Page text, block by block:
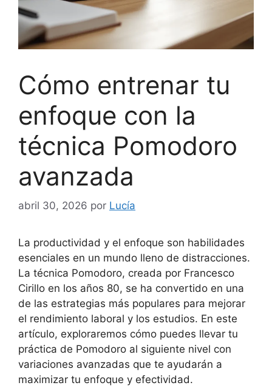
Cómo entrenar tu
enfoque con la
técnica Pomodoro
avanzada
abril 30, 2026 por Lucía
La productividad y el enfoque son habilidades
esenciales en un mundo lleno de distracciones.
La técnica Pomodoro, creada por Francesco
Cirillo en los años 80, se ha convertido en una
de las estrategias más populares para mejorar
el rendimiento laboral y los estudios. En este
artículo, exploraremos cómo puedes llevar tu
práctica de Pomodoro al siguiente nivel con
variaciones avanzadas que te ayudarán a
maximizar tu enfoque y efectividad.